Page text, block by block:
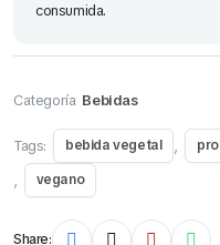
consumida.
Categoría Bebidas
Tags: bebida vegetal ,
, vegano
Share: